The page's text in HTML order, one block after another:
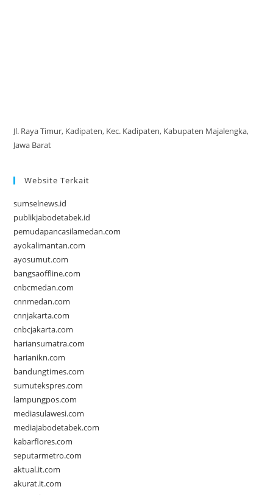
Jl. Raya Timur, Kadipaten, Kec. Kadipaten, Kabupaten Majalengka,
Jawa Barat
Website Terkait
sumselnews.id
publikjabodetabek.id
pemudapancasilamedan.com
ayokalimantan.com
ayosumut.com
bangsaoffline.com
cnbcmedan.com
cnnmedan.com
cnnjakarta.com
cnbcjakarta.com
hariansumatra.com
harianikn.com
bandungtimes.com
sumutekspres.com
lampungpos.com
mediasulawesi.com
mediajabodetabek.com
kabarflores.com
seputarmetro.com
aktual.it.com
akurat.it.com